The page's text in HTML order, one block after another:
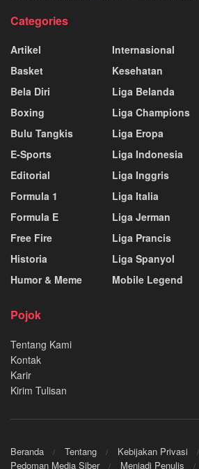
Categories
Artikel
Basket
Bela Diri
Boxing
Bulu Tangkis
E-Sports
Editorial
Formula 1
Formula E
Free Fire
Historia
Humor & Meme
Internasional
Kesehatan
Liga Belanda
Liga Champions
Liga Eropa
Liga Indonesia
Liga Inggris
Liga Italia
Liga Jerman
Liga Prancis
Liga Spanyol
Mobile Legend
Pojok
Tentang Kami
Kontak
Karir
Kirim Tulisan
Beranda Tentang
Kebijakan Privasi
Pedoman Media Siber
Menjadi Penulis